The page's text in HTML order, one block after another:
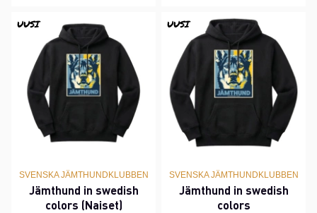
UUSI
SVENSKA JÄMTHUNDKLUBBEN
Jämthund in swedish
colors (Naiset)
UUSI
SVENSKA JÄMTHUNDKLUBBEN
Jämthund in swedish
colors